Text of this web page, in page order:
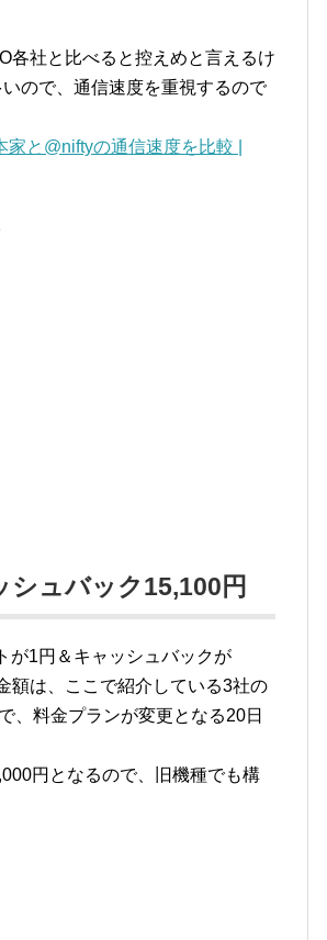
各社と比べると控えめと言えるけ
ので、通信速度を重視するので
と@niftyの通信速度を比較 |
ュバック15,100円
が1円＆キャッシュバックが
額は、ここで紹介している3社の
、料金プランが変更となる20日
円となるので、旧機種でも構